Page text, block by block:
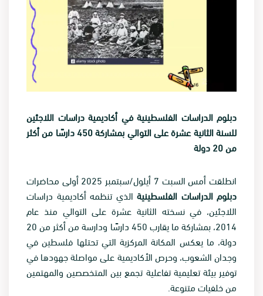
دبلوم الدراسات الفلسطينية في أكاديمية دراسات اللاجئين
للسنة الثانية عشرة على التوالي بمشاركة 450 دارسًا من أكثر
من 20 دولة
انطلقت أمس السبت 7 أيلول/سبتمبر 2025 أولى محاضرات
دبلوم الدراسات الفلسطينية الذي تنظمه أكاديمية دراسات
اللاجئين، في نسخته الثانية عشرة على التوالي منذ عام
2014، بمشاركة ما يقارب 450 دارسًا ودارسة من أكثر من 20
دولة، ما يعكس المكانة المركزية التي تحتلها فلسطين في
وجدان الشعوب، وحرص الأكاديمية على مواصلة جهودها في
توفير بيئة تعليمية تفاعلية تجمع بين المتخصصين والمهتمين
من خلفيات متنوعة.